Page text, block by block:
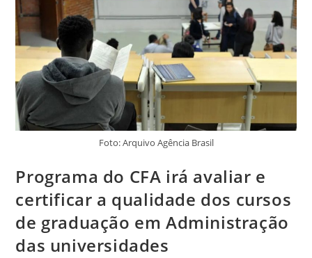
Preparo
Foto: Arquivo Agência Brasil
Programa do CFA irá avaliar e
certificar a qualidade dos cursos
de graduação em Administração
das universidades